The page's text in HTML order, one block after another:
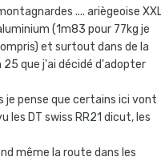
.... ariègeoise
(1m83 pour 77kg je
et surtout dans de la
que j'ai décidé d'adopter
je pense que certains ici vont
DT swiss RR21 dicut, les
même la route dans les